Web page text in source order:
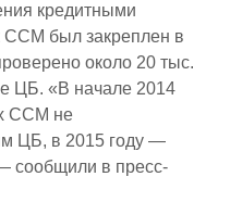
кредитными
ССМ был закреплен в
около 20 тыс.
ЦБ. «В начале 2014
ССМ не
ЦБ, в 2015 году —
сообщили в пресс-